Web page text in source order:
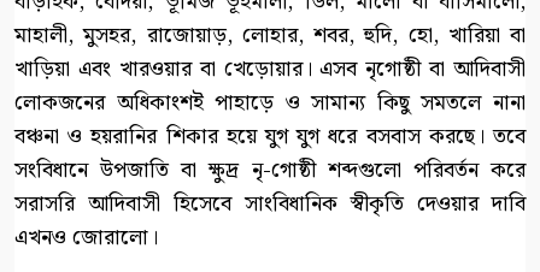
মাহালী, মুসহর, রাজোয়াড়, লোহার, শবর, হুদি, হো, খারিয়া বা
খাড়িয়া এবং খারওয়ার বা খেড়োয়ার। এসব নৃগোষ্ঠী বা আদিবাসী
লোকজনের অধিকাংশই পাহাড়ে ও সামান্য কিছু সমতলে নানা
বঞ্চনা ও হয়রানির শিকার হয়ে যুগ যুগ ধরে বসবাস করছে। তবে
সংবিধানে উপজাতি বা ক্ষুদ্র নৃ-গোষ্ঠী শব্দগুলো পরিবর্তন করে
সরাসরি আদিবাসী হিসেবে সাংবিধানিক স্বীকৃতি দেওয়ার দাবি
এখনও জোরালো।